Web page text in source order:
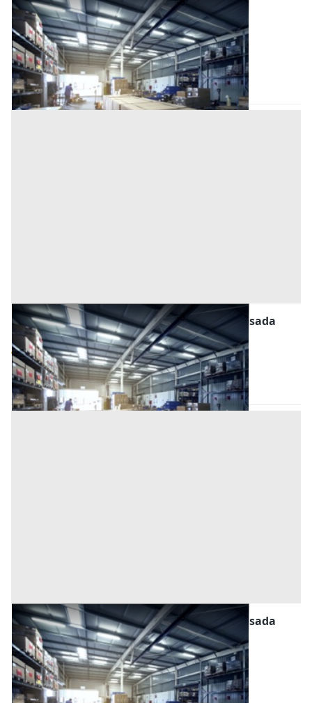
Magazzino all'asta a Nuoro
Posada (Nuoro)
Offerta minima
11.373,07 € 15.164,10 €
Codice asta:AQ8106853
Asta chiusa
Magazzini e Locali di Deposito all'asta a Posada
Posada (Nuoro)
Base d'asta
46.231 €
Asta chiusa
Magazzini e Locali di Deposito all'asta a Posada
Posada (Nuoro)
Base d'asta
26.958 €
Asta chiusa